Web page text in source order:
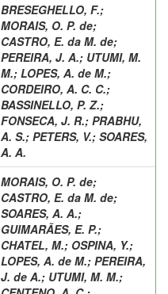
BRESEGHELLO, F.;
MORAIS, O. P. de;
CASTRO, E. da M. de;
PEREIRA, J. A.; UTUMI, M.
M.; LOPES, A. de M.;
CORDEIRO, A. C. C.;
BASSINELLO, P. Z.;
FONSECA, J. R.; PRABHU,
A. S.; PETERS, V.; SOARES,
A. A.
MORAIS, O. P. de;
CASTRO, E. da M. de;
SOARES, A. A.;
GUIMARÃES, E. P.;
CHATEL, M.; OSPINA, Y.;
LOPES, A. de M.; PEREIRA,
J. de A.; UTUMI, M. M.;